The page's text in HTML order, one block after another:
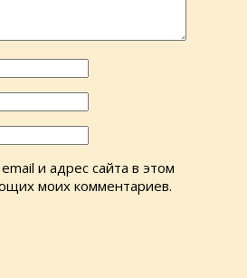
и адрес сайта в этом
моих комментариев.